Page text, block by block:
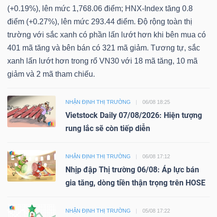
(+0.19%), lên mức 1,768.06 điểm; HNX-Index tăng 0.8
điểm (+0.27%), lên mức 293.44 điểm. Độ rộng toàn thị
trường với sắc xanh có phần lấn lướt hơn khi bên mua có
401 mã tăng và bên bán có 321 mã giảm. Tương tự, sắc
xanh lấn lướt hơn trong rổ VN30 với 18 mã tăng, 10 mã
giảm và 2 mã tham chiếu.
NHẬN ĐỊNH THỊ TRƯỜNG 06/08 18:25
Vietstock Daily 07/08/2026: Hiện tượng
rung lắc sẽ còn tiếp diễn
NHẬN ĐỊNH THỊ TRƯỜNG 06/08 17:12
Nhịp đập Thị trường 06/08: Áp lực bán
gia tăng, dòng tiền thận trọng trên HOSE
NHẬN ĐỊNH THỊ TRƯỜNG 05/08 17:22